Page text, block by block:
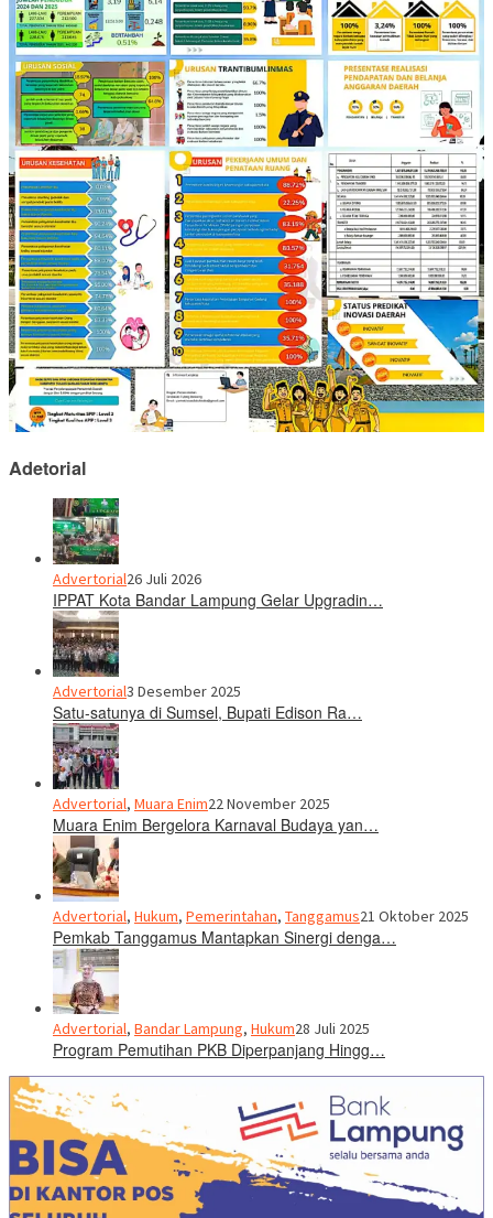
Adetorial
Advertorial26 Juli 2026
IPPAT Kota Bandar Lampung Gelar Upgradin…
Advertorial3 Desember 2025
Satu-satunya di Sumsel, Bupati Edison Ra…
Advertorial, Muara Enim22 November 2025
Muara Enim Bergelora Karnaval Budaya yan…
Advertorial, Hukum, Pemerintahan, Tanggamus21 Oktober 2025
Pemkab Tanggamus Mantapkan Sinergi denga…
Advertorial, Bandar Lampung, Hukum28 Juli 2025
Program Pemutihan PKB Diperpanjang Hingg…